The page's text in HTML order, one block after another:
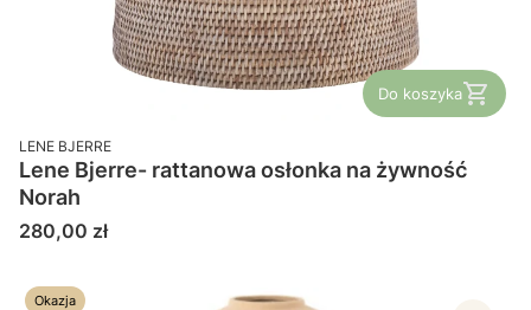
Do koszyka
PRODUCENT
LENE BJERRE
Lene Bjerre- rattanowa osłonka na żywność
Norah
Cena
280,00 zł
Okazja